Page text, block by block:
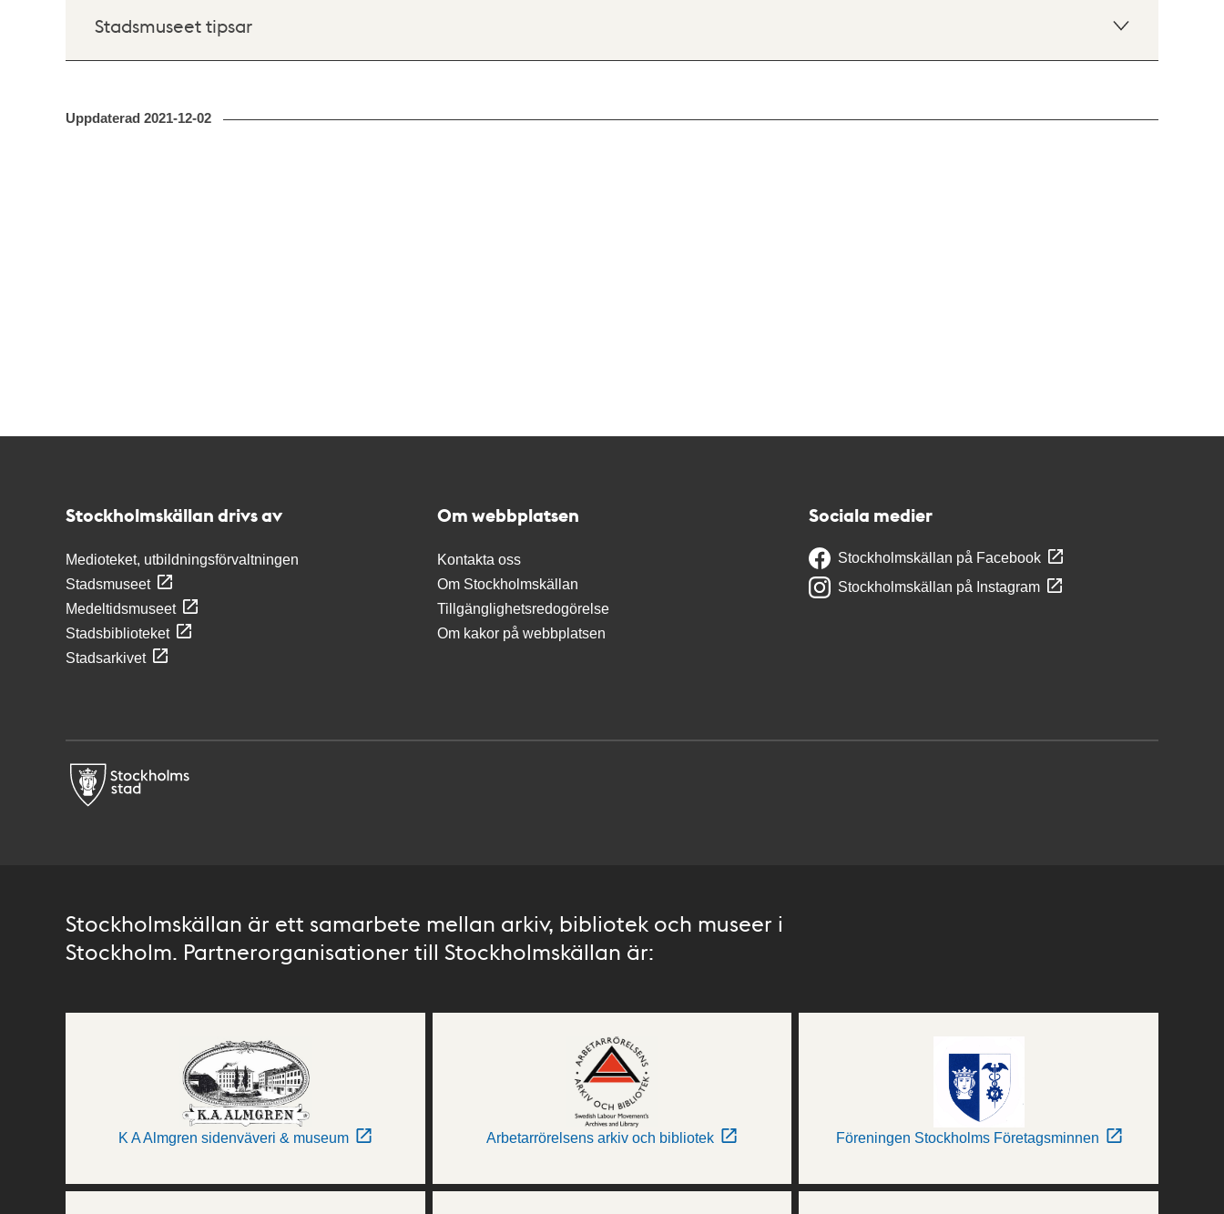
Stadsmuseet tipsar
Uppdaterad 2021-12-02
Stockholmskällan drivs av
Medioteket, utbildningsförvaltningen
Stadsmuseet
Medeltidsmuseet
Stadsbiblioteket
Stadsarkivet
Om webbplatsen
Kontakta oss
Om Stockholmskällan
Tillgänglighetsredogörelse
Om kakor på webbplatsen
Sociala medier
Stockholmskällan på Facebook
Stockholmskällan på Instagram
Stockholmskällan är ett samarbete mellan arkiv, bibliotek och museer i
Stockholm. Partnerorganisationer till Stockholmskällan är:
K A Almgren sidenväveri & museum Arbetarrörelsens arkiv och bibliotek Föreningen Stockholms Företagsminnen